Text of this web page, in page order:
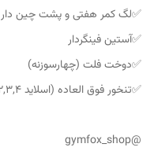
✅لگ کمر هفتی و پشت چین دار
✅آستین فینگردار
✅دوخت فلت (چهارسوزنه)
✅تنخور فوق العاده (اسلاید ۲,۳,۴)
@gymfox_shop